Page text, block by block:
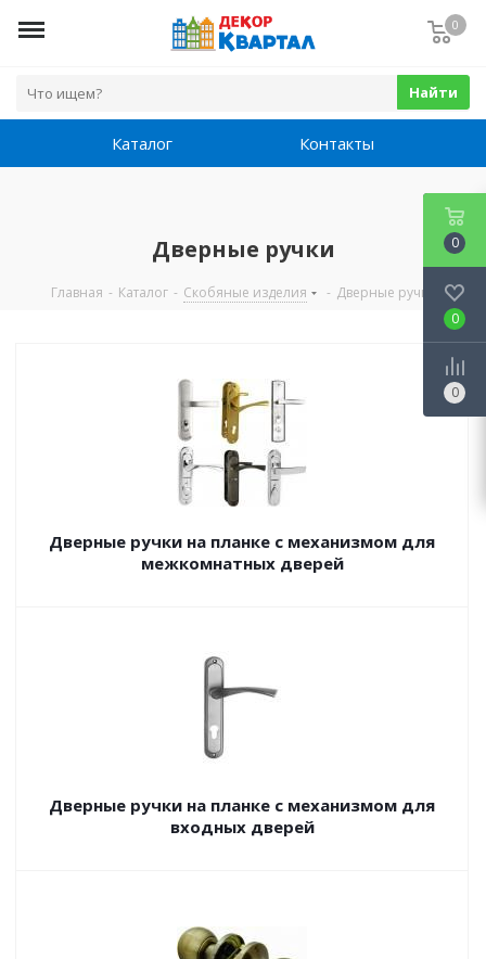
0
Найти
Каталог Контакты
Дверные ручки
Главная - Каталог - Скобяные изделия - Дверные ручки
Дверные ручки на планке с механизмом для
межкомнатных дверей
Дверные ручки на планке с механизмом для
входных дверей
0
0
0